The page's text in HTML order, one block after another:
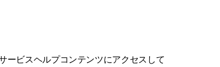
ービスヘルプコンテンツにアクセスして